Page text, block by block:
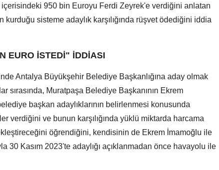
950 bin Euroyu Ferdi Zeyrek'e verdiğini anlatan
kurduğu sisteme adaylık karşılığında rüşvet ödediğini iddia
EURO İSTEDİ" İDDİASI
Antalya Büyükşehir Belediye Başkanlığına aday olmak
sırasında, Muratpaşa Belediye Başkanının Ekrem
başkan adaylıklarının belirlenmesi konusunda
verdiğini ve bunun karşılığında yüklü miktarda harcama
öğrendiğini, kendisinin de Ekrem İmamoğlu ile
30 Kasım 2023'te adaylığı açıklanmadan önce havayolu ile